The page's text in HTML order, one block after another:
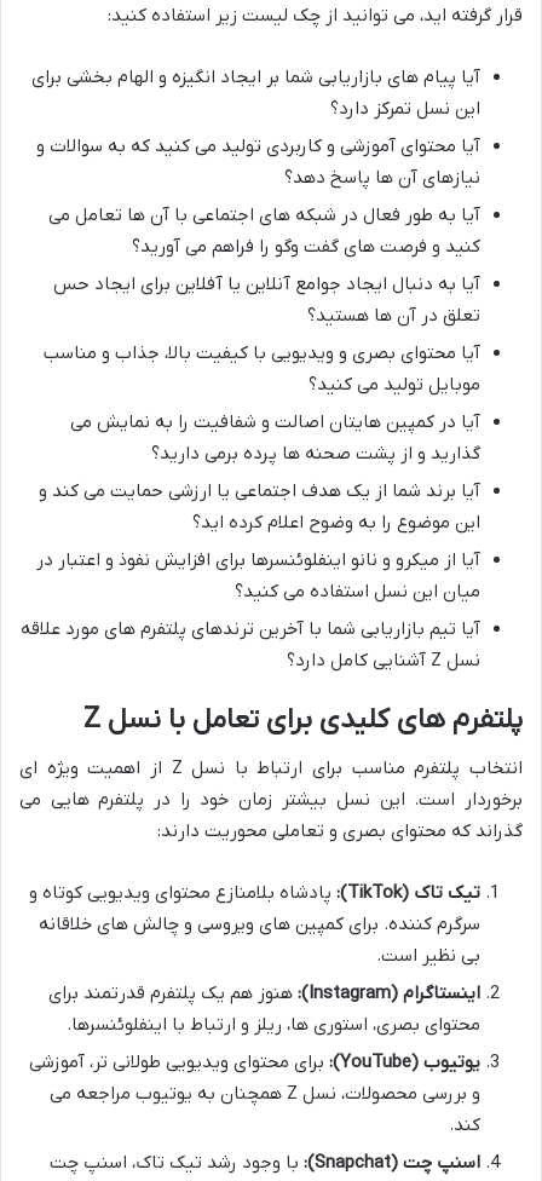
قرار گرفته اید، می توانید از چک لیست زیر استفاده کنید:
آیا پیام های بازاریابی شما بر ایجاد انگیزه و الهام بخشی برای
این نسل تمرکز دارد؟
آیا محتوای آموزشی و کاربردی تولید می کنید که به سوالات و
نیازهای آن ها پاسخ دهد؟
آیا به طور فعال در شبکه های اجتماعی با آن ها تعامل می
کنید و فرصت های گفت وگو را فراهم می آورید؟
آیا به دنبال ایجاد جوامع آنلاین یا آفلاین برای ایجاد حس
تعلق در آن ها هستید؟
آیا محتوای بصری و ویدیویی با کیفیت بالا، جذاب و مناسب
موبایل تولید می کنید؟
آیا در کمپین هایتان اصالت و شفافیت را به نمایش می
گذارید و از پشت صحنه ها پرده برمی دارید؟
آیا برند شما از یک هدف اجتماعی یا ارزشی حمایت می کند و
این موضوع را به وضوح اعلام کرده اید؟
آیا از میکرو و نانو اینفلوئنسرها برای افزایش نفوذ و اعتبار در
میان این نسل استفاده می کنید؟
آیا تیم بازاریابی شما با آخرین ترندهای پلتفرم های مورد علاقه
نسل Z آشنایی کامل دارد؟
پلتفرم های کلیدی برای تعامل با نسل Z
انتخاب پلتفرم مناسب برای ارتباط با نسل Z از اهمیت ویژه ای
برخوردار است. این نسل بیشتر زمان خود را در پلتفرم هایی می
گذراند که محتوای بصری و تعاملی محوریت دارند:
تیک تاک (TikTok):
پادشاه بلامنازع محتوای ویدیویی کوتاه و
سرگرم کننده. برای کمپین های ویروسی و چالش های خلاقانه
بی نظیر است.
اینستاگرام (Instagram):
هنوز هم یک پلتفرم قدرتمند برای
محتوای بصری، استوری ها، ریلز و ارتباط با اینفلوئنسرها.
یوتیوب (YouTube):
برای محتوای ویدیویی طولانی تر، آموزشی
و بررسی محصولات، نسل Z همچنان به یوتیوب مراجعه می
کند.
اسنپ چت (Snapchat):
با وجود رشد تیک تاک، اسنپ چت